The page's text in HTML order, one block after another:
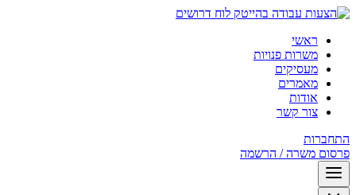
לוח דרושים
ראשי
משרות פנויות
מעסיקים
מאמרים
אודות
צור קשר
התחברות
פרסום משרה / הרשמה